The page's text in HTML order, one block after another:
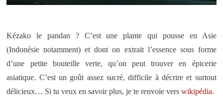
Kézako le pandan ? C’est une plante qui pousse en Asie
(Indonésie notamment) et dont on extrait l’essence sous forme
d’une petite bouteille verte, qu’on peut trouver en épicerie
asiatique. C’est un goût assez sucré, difficile à décrire et surtout
délicieux… Si tu veux en savoir plus, je te renvoie verswikipédia.